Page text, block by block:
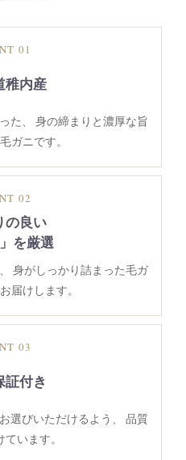
01
稚内産
た、 身の締まりと濃厚な旨
ガニです。
02
の良い
」を厳選
身がしっかり詰まった毛ガ
届けします。
03
証付き
選びいただけるよう、 品質
います。